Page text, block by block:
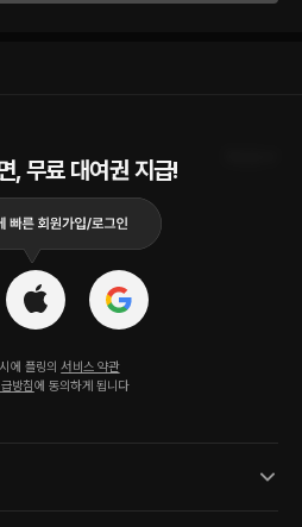
나락으로 떨어지게 되는데…. ※이 작품은
바랍니다. ※이 책은 작가의 의도에 따라 문장
, 무료 대여권 지급!
에 플링의 서비스 약관
방침에 동의하게 됩니다